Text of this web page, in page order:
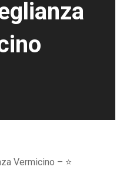
Vermicino – ⭐